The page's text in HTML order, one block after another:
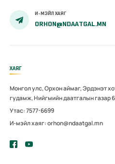
И-МЭЙЛ ХАЯГ
ORHON@NDAATGAL.MN
ХАЯГ
Монгол улс, Орхон аймаг, Эрдэнэт
гудамж, Нийгмийн даатгалын газар
Утас: 7577-6699
И-мэйл хаяг: orhon@ndaatgal.mn